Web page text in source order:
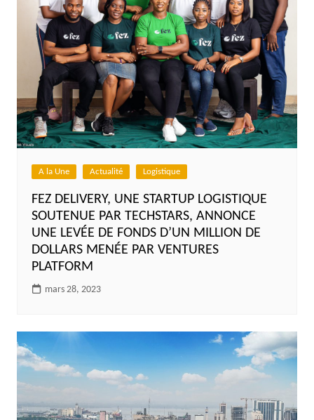
A la Une Actualité Logistique
FEZ DELIVERY, UNE STARTUP LOGISTIQUE
SOUTENUE PAR TECHSTARS, ANNONCE
UNE LEVÉE DE FONDS D’UN MILLION DE
DOLLARS MENÉE PAR VENTURES
PLATFORM
mars 28, 2023